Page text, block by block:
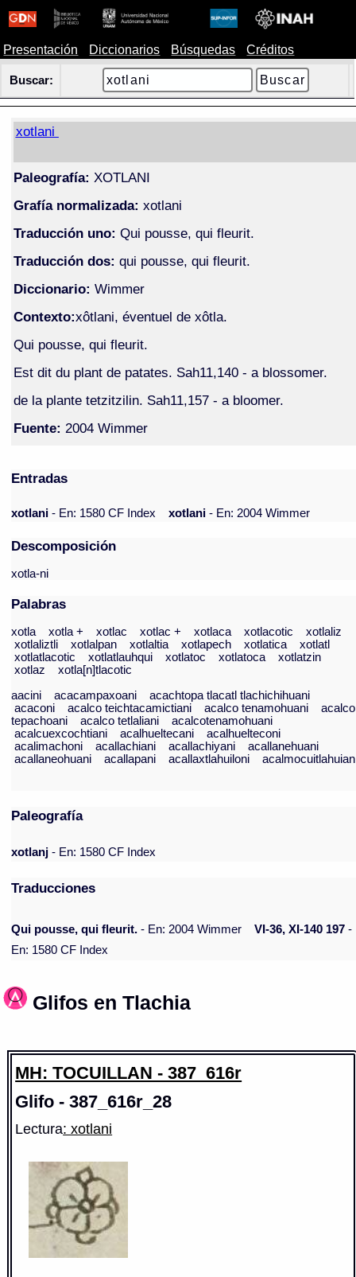
Presentación Diccionarios Búsquedas Créditos
Buscar:
xotlani
Paleografía: XOTLANI
Grafía normalizada: xotlani
Traducción uno: Qui pousse, qui fleurit.
Traducción dos: qui pousse, qui fleurit.
Diccionario: Wimmer
Contexto:xôtlani, éventuel de xôtla.
Qui pousse, qui fleurit.
Est dit du plant de patates. Sah11,140 - a blossomer.
de la plante tetzitzilin. Sah11,157 - a bloomer.
Fuente: 2004 Wimmer
Entradas
xotlani- En: 1580 CF Index xotlani- En: 2004 Wimmer
Descomposición
xotla-ni
Palabras
xotla xotla + xotlac xotlac + xotlaca xotlacotic
xotlaliz
xotlaliztli
xotlalpan xotlaltia xotlapech xotlatica
xotlatl
xotlatlacotic
xotlatlauhqui xotlatoc xotlatoca
xotlatzin
xotlaz
xotla[n]tlacotic
aacini
acacampaxoani
acachtopa tlacatl tlachichihuani
acaconi
acalco teichtacamictiani acalco tenamohuani
acalco
tepachoani
acalco tetlaliani
acalcotenamohuani
acalcuexcochtiani
acalhueltecani
acalhuelteconi
acalimachoni
acallachiani acallachiyani
acallanehuani
acallaneohuani
acallapani acallaxtlahuiloni
Paleografía
xotlanj - En: 1580 CF Index
Traducciones
Qui pousse, qui fleurit. - En: 2004 Wimmer VI-36, XI-140 197 -
En: 1580 CF Index
Glifos en Tlachia
MH: TOCUILLAN - 387_616r
Glifo - 387_616r_28
Lectura: xotlani